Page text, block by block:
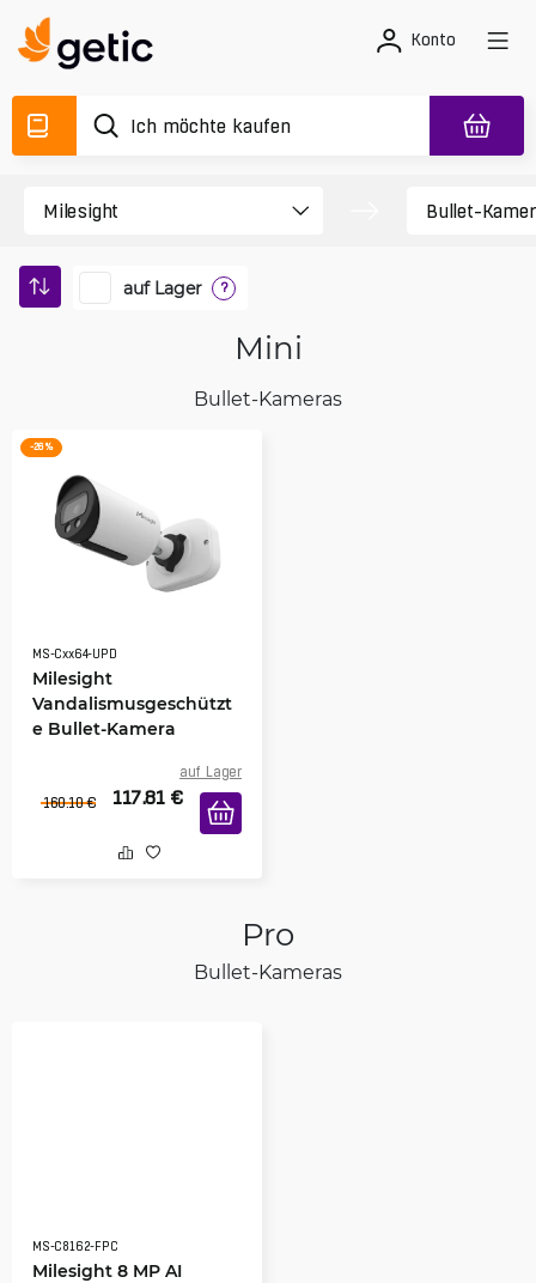
Konto
auf Lager ?
Mini
Bullet-Kameras
-26 %
MS-Cxx64-UPD
Milesight
Vandalismusgeschützt
e Bullet-Kamera
auf Lager
160.10 € 117.81 €
Pro
Bullet-Kameras
MS-C8162-FPC
Milesight 8 MP AI